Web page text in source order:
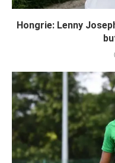
Hongrie: Lenny